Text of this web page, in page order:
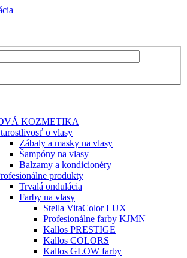
KOZMETIKA
o vlasy
Zábaly a masky na vlasy
Šampóny na vlasy
Balzamy a kondicionéry
produkty
Trvalá ondulácia
Farby na vlasy
Stella VitaColor LUX
Profesionálne farby KJMN
Kallos PRESTIGE
Kallos COLORS
Kallos GLOW farby